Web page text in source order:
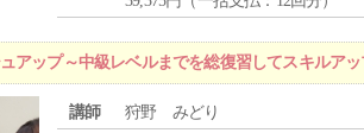
アップ～中級レベルまでを総復習してスキルア
講師
狩野 みどり